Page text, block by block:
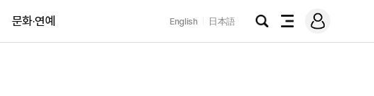
문화·연예 English 日本語
검
전
메
그